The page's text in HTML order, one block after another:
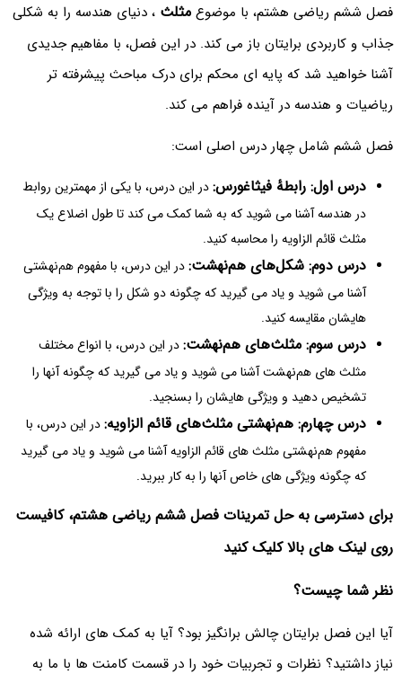
فصل ششم ریاضی هشتم، با موضوع مثلث ، دنیای هندسه را به شکلی
جذاب و کاربردی برایتان باز می کند. در این فصل، با مفاهیم جدیدی
آشنا خواهید شد که پایه ای محکم برای درک مباحث پیشرفته تر
ریاضیات و هندسه در آینده فراهم می کند.
فصل ششم شامل چهار درس اصلی است:
درس اول: رابطهٔ فیثاغورس:در این درس، با یکی از مهمترین روابط
در هندسه آشنا می شوید که به شما کمک می کند تا طول اضلاع یک
مثلث قائم الزاویه را محاسبه کنید.
درس دوم: شکل‌های هم‌نهشت:در این درس، با مفهوم هم‌نهشتی
آشنا می شوید و یاد می گیرید که چگونه دو شکل را با توجه به ویژگی
هایشان مقایسه کنید.
درس سوم: مثلث‌های هم‌نهشت:در این درس، با انواع مختلف
مثلث های هم‌نهشت آشنا می شوید و یاد می گیرید که چگونه آنها را
تشخیص دهید و ویژگی هایشان را بسنجید.
درس چهارم: هم‌نهشتی مثلث‌های قائم الزاویه:در این درس، با
مفهوم هم‌نهشتی مثلث های قائم الزاویه آشنا می شوید و یاد می گیرید
که چگونه ویژگی های خاص آنها را به کار ببرید.
برای دسترسی به حل تمرینات فصل ششم ریاضی هشتم، کافیست
روی لینک های بالا کلیک کنید
نظر شما چیست؟
آیا این فصل برایتان چالش برانگیز بود؟ آیا به کمک های ارائه شده
نیاز داشتید؟ نظرات و تجربیات خود را در قسمت کامنت ها با ما به